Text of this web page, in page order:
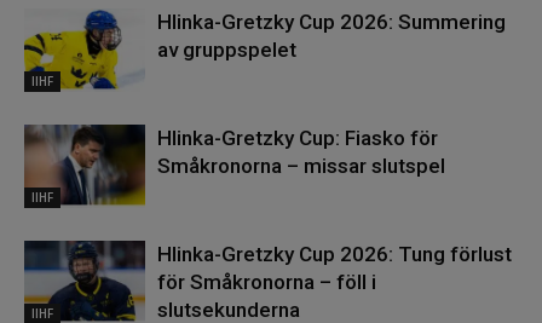
IIHF
Hlinka-Gretzky Cup 2026: Summering
av gruppspelet
IIHF
Hlinka-Gretzky Cup: Fiasko för
Småkronorna – missar slutspel
IIHF
Hlinka-Gretzky Cup 2026: Tung förlust
för Småkronorna – föll i
slutsekunderna